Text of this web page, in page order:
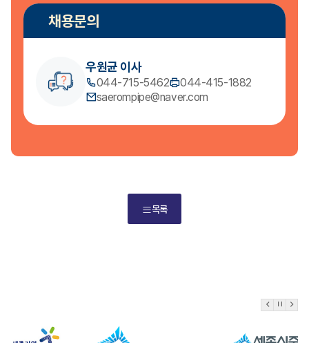
채용문의
우원균 이사
044-715-5462
044-415-1882
saerompipe@naver.com
목록